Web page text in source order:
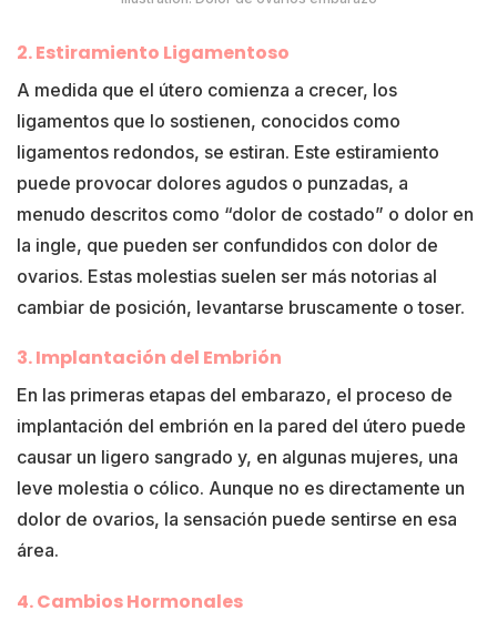
2. Estiramiento Ligamentoso
A medida que el útero comienza a crecer, los
ligamentos que lo sostienen, conocidos como
ligamentos redondos, se estiran. Este estiramiento
puede provocar dolores agudos o punzadas, a
menudo descritos como “dolor de costado” o dolor en
la ingle, que pueden ser confundidos con dolor de
ovarios. Estas molestias suelen ser más notorias al
cambiar de posición, levantarse bruscamente o toser.
3. Implantación del Embrión
En las primeras etapas del embarazo, el proceso de
implantación del embrión en la pared del útero puede
causar un ligero sangrado y, en algunas mujeres, una
leve molestia o cólico. Aunque no es directamente un
dolor de ovarios, la sensación puede sentirse en esa
área.
4. Cambios Hormonales